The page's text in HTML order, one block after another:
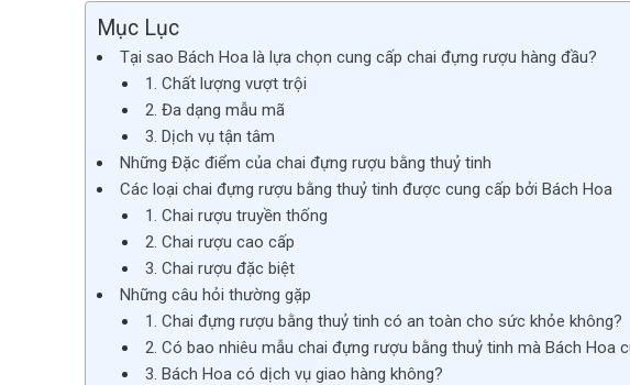
Mục Lục
Tại sao Bách Hoa là lựa chọn cung cấp chai đựng rượu hàng đầu?
1. Chất lượng vượt trội
2. Đa dạng mẫu mã
3. Dịch vụ tận tâm
Những Đặc điểm của chai đựng rượu bằng thuỷ tinh
Các loại chai đựng rượu bằng thuỷ tinh được cung cấp bởi Bách Hoa
1. Chai rượu truyền thống
2. Chai rượu cao cấp
3. Chai rượu đặc biệt
Những câu hỏi thường gặp
1. Chai đựng rượu bằng thuỷ tinh có an toàn cho sức khỏe không?
2. Có bao nhiêu mẫu chai đựng rượu bằng thuỷ tinh mà Bách Hoa
3. Bách Hoa có dịch vụ giao hàng không?